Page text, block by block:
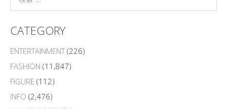
CATEGORY
ENTERTAINMENT(226)
FASHION (11,847)
FIGURE (112)
INFO (2,476)